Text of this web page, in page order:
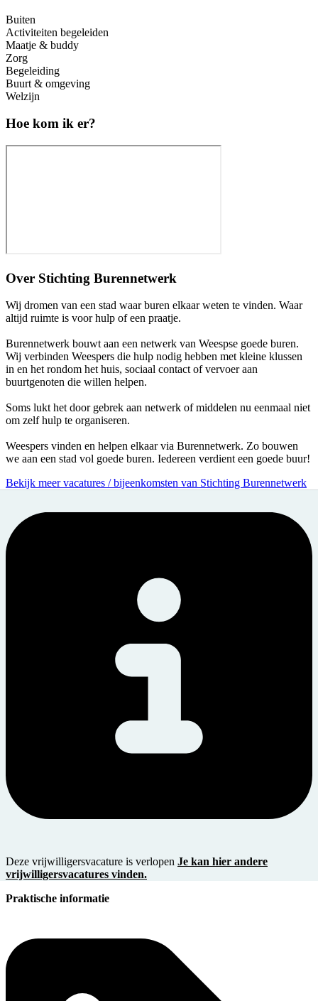
Buiten
Activiteiten begeleiden
Maatje & buddy
Zorg
Begeleiding
Buurt & omgeving
Welzijn
Hoe kom ik er?
Over Stichting Burennetwerk
Wij dromen van een stad waar buren elkaar weten te vinden. Waar
altijd ruimte is voor hulp of een praatje.
Burennetwerk bouwt aan een netwerk van Weespse goede buren.
Wij verbinden Weespers die hulp nodig hebben met kleine klussen
in en het rondom het huis, sociaal contact of vervoer aan
buurtgenoten die willen helpen.
Soms lukt het door gebrek aan netwerk of middelen nu eenmaal niet
om zelf hulp te organiseren.
Weespers vinden en helpen elkaar via Burennetwerk. Zo bouwen
we aan een stad vol goede buren. Iedereen verdient een goede buur!
Bekijk meer vacatures / bijeenkomsten van Stichting Burennetwerk
Deze vrijwilligersvacature is verlopen Je kan hier andere
vrijwilligersvacatures vinden.
Praktische informatie